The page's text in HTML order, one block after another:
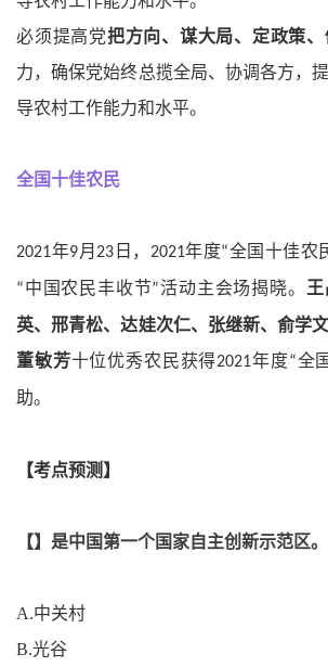
必须提高党把方向、谋大局、定政策、
力，确保党始终总揽全局、协调各方，
导农村工作能力和水平。
全国十佳农民
2021年9月 23 日， 2021年度“全国十佳农
“中国农民丰收节”活动主会场揭晓。
英、邢青松、达娃次仁、张继新、俞学
董敏芳十位优秀农民获得2021年度“全
助。
【考点预测】
【】 是中国第一个国家自主创新示范区。
A.中关村
B.光谷